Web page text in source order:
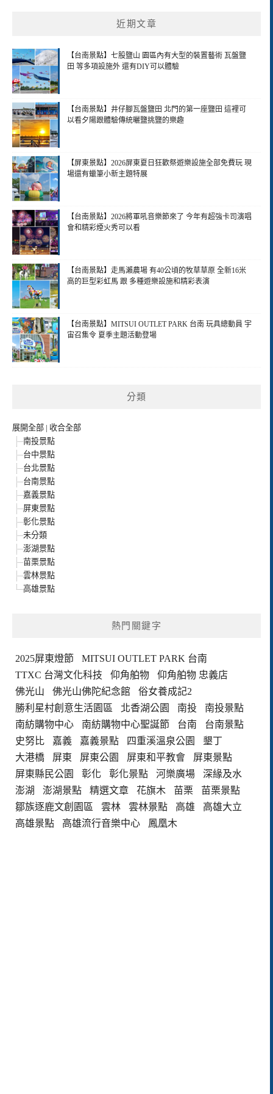
近期文章
【台南景點】七股鹽山 園區內有大型的裝置藝術 瓦盤鹽
田 等多項設施外 還有DIY可以體驗
【台南景點】井仔腳瓦盤鹽田 北門的第一座鹽田 這裡可
以看夕陽跟體驗傳統曬鹽挑鹽的樂趣
【屏東景點】2026屏東夏日狂歡祭遊樂設施全部免費玩 現
場還有蠟筆小新主題特展
【台南景點】2026將軍吼音樂節來了 今年有超強卡司演唱
會和精彩煙火秀可以看
【台南景點】走馬瀨農場 有40公頃的牧草草原 全新16米
高的巨型彩虹馬 跟 多種遊樂設施和精彩表演
【台南景點】MITSUI OUTLET PARK 台南 玩具總動員 宇
宙召集令 夏季主題活動登場
分類
展開全部 | 收合全部
南投景點
台中景點
台北景點
台南景點
嘉義景點
屏東景點
彰化景點
未分類
澎湖景點
苗栗景點
雲林景點
高雄景點
熱門關鍵字
2025屏東燈節
MITSUI OUTLET PARK 台南
TTXC 台灣文化科技
仰角舶物
仰角舶物 忠義店
佛光山
佛光山佛陀紀念館
俗女養成記2
勝利星村創意生活園區
北香湖公園 南投
南投景點
南紡購物中心
南紡購物中心聖誕節 台南
台南景點
史努比
嘉義 嘉義景點 四重溪溫泉公園
墾丁
大港橋
屏東 屏東公園 屏東和平教會
屏東景點
屏東縣民公園
彰化 彰化景點 河樂廣場
深緣及水
澎湖
澎湖景點 精選文章 花旗木 苗栗
苗栗景點
鄒族逐鹿文創園區
雲林 雲林景點 高雄
高雄大立
高雄景點
高雄流行音樂中心 鳳凰木